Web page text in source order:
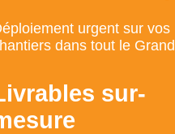
urgent sur vos
dans tout le
sur-